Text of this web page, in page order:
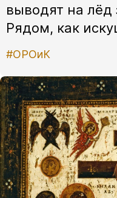
выводят на лёд
Рядом, как
#ОРОиК